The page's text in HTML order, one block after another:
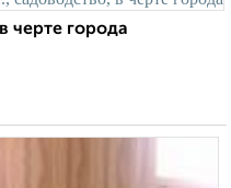
черте города